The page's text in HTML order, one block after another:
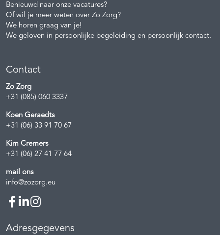
Benieuwd naar onze vacatures?
Of wil je meer weten over Zo Zorg?
We horen graag van je!
We geloven in persoonlijke begeleiding en persoonlijk contact.
Contact
Zo Zorg
+31 (085) 060 3337
Koen Geraedts
+31 (06) 33 91 70 67
Kim Cremers
+31 (06) 27 41 77 64
mail ons
info@zozorg.eu
Adresgegevens